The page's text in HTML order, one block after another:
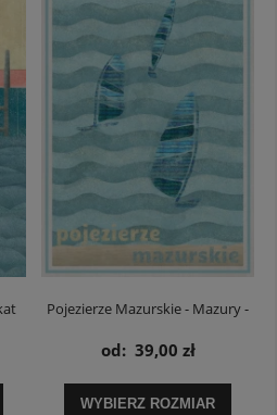
Pojezierze Mazurskie - Mazury -
plakat
od: 39,00 zł
WYBIERZ ROZMIAR